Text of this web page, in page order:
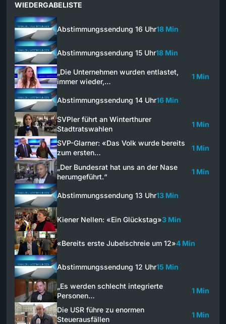
WIEDERGABELISTE
Abstimmungssendung 16 Uhr18 Min
Abstimmungssendung 15 Uhr18 Min
„Die Unternehmen wurden entlastet,
immer wieder,…
1 Min
Abstimmungssendung 14 Uhr16 Min
SVPler führt an Winterthurer
Stadtratswahlen
1 Min
SVP-Glarner: «Das Volk wurde bereits
zum ersten…
1 Min
„Der Bundesrat hat uns an der Nase
herumgeführt.“
1 Min
Abstimmungssendung 13 Uhr13 Min
Kiener Nellen: «Ein Glückstag»3 Min
«Bereits erste Jubelschreie um 12»4 Min
Abstimmungssendung 12 Uhr15 Min
„Es werden schlecht integrierte
Personen…
1 Min
Die USR führe zu enormen
Steuerausfällen
1 Min